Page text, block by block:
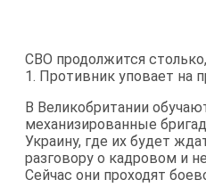
СВО продолжится
1. Противник уповает на
В Великобритании
механизированные
Украину, где их будет
разговору о кадровом и
Сейчас они проходят